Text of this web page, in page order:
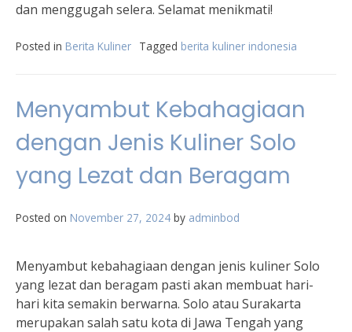
dan menggugah selera. Selamat menikmati!
Posted in Berita Kuliner Tagged berita kuliner indonesia
Menyambut Kebahagiaan
dengan Jenis Kuliner Solo
yang Lezat dan Beragam
Posted on November 27, 2024 by adminbod
Menyambut kebahagiaan dengan jenis kuliner Solo
yang lezat dan beragam pasti akan membuat hari-
hari kita semakin berwarna. Solo atau Surakarta
merupakan salah satu kota di Jawa Tengah yang